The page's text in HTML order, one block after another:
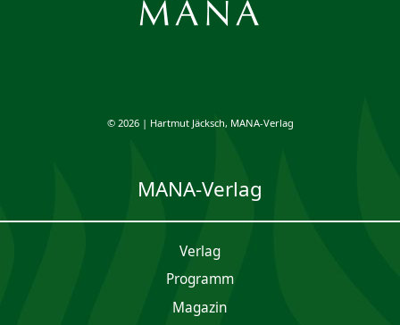
© 2026 | Hartmut Jäcksch, MANA-Verlag
MANA-Verlag
Verlag
Programm
Magazin